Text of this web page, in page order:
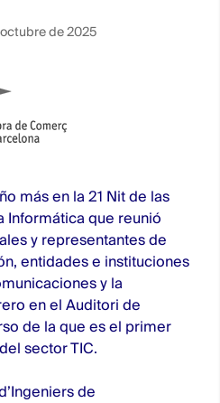
octubre de 2025
más en la 21 Nit de las
Informática que reunió
y representantes de
entidades e instituciones
y la
en el Auditori de
de la que es el primer
sector TIC.
de